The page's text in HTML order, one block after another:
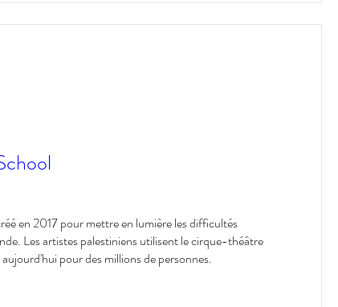
en 2017 pour mettre en lumière les difficultés
Les artistes palestiniens utilisent le cirque-théâtre
pour des millions de personnes.